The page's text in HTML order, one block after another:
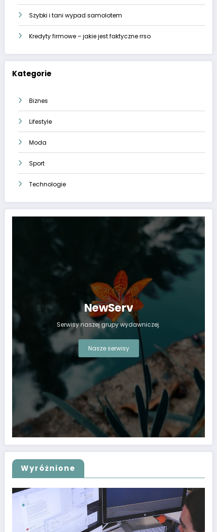
Szybki i tani wypad samolotem
Kredyty firmowe – jakie jest faktyczne rrso
Kategorie
Biznes
Lifestyle
Moda
Sport
Technologie
NewServ
Serwisy naszej grupy wydawniczej.
Nasze serwisy
Wyróżnione